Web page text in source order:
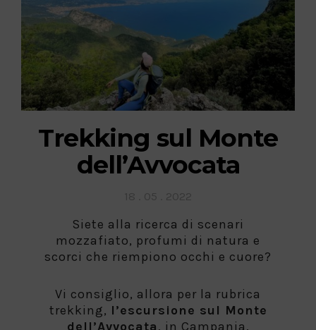
Trekking sul Monte
dell’Avvocata
Siete alla ricerca di scenari
mozzafiato, profumi di natura e
scorci che riempiono occhi e cuore?
Vi consiglio, allora per la rubrica
trekking, l’escursione sul Monte
dell’Avvocata, in Campania.